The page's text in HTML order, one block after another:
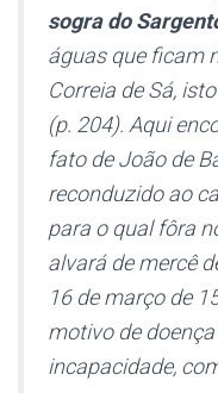
sogra do
águas que ficam
Correia de Sá,
(p. 204). Aqui
fato de João de
reconduzido ao
para o qual fôra
alvará de mercê
16 de março de
motivo de
incapacidade,